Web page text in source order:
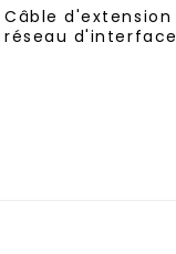
Câble d'extension
réseau d'interface